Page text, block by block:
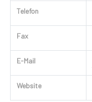
Telefon
Fax
E-Mail
Website